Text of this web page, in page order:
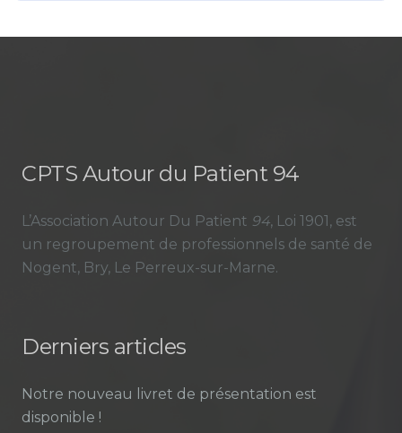
CPTS Autour du Patient 94
L’Association Autour Du Patient 94, Loi 1901, est
un regroupement de professionnels de santé de
Nogent, Bry, Le Perreux-sur-Marne.
Derniers articles
Notre nouveau livret de présentation est
disponible !